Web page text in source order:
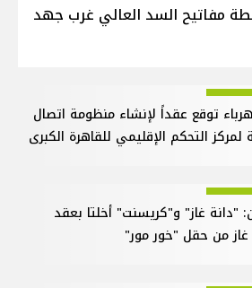
مفاتيح السد العالي غرب جهد
توقع عقداً لإنشاء منظومة اتصال
لمركز التحكم الإقليمي للقاهرة الكبرى
"دانة غاز" و"كريسنت" أخلتا بعقد
غاز من حقل "خور مور"